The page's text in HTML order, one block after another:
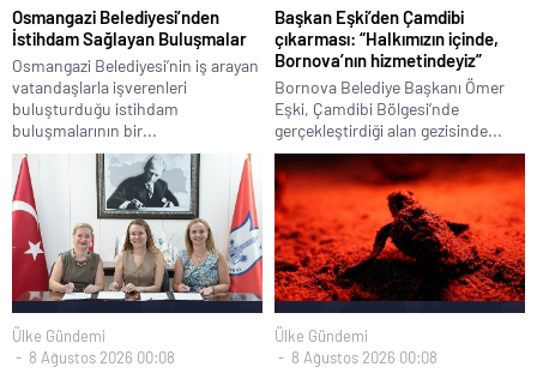
Osmangazi Belediyesi’nden
İstihdam Sağlayan Buluşmalar
Osmangazi Belediyesi’nin iş arayan
vatandaşlarla işverenleri
buluşturduğu istihdam
buluşmalarının bir...
Başkan Eşki’den Çamdibi
çıkarması: “Halkımızın içinde,
Bornova’nın hizmetindeyiz”
Bornova Belediye Başkanı Ömer
Eşki, Çamdibi Bölgesi’nde
gerçekleştirdiği alan gezisinde...
Ülke Gündemi
8 Ağustos 2026 00:08
Ülke Gündemi
8 Ağustos 2026 00:08